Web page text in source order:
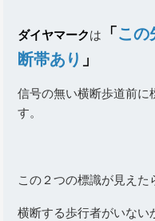
ダイヤマークは 「 この
断帯あり 」
信号の無い横断歩道前に
す。
この２つの標識が見えた
横断する歩行者がいない